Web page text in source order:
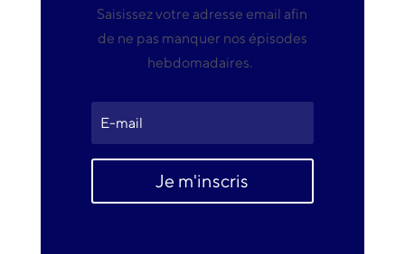
Saisissez votre adresse email afin
de ne pas manquer nos épisodes
hebdomadaires.
Je m'inscris